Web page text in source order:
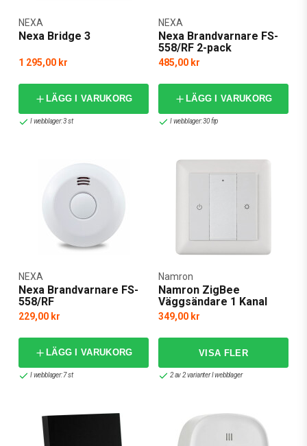
Nexa Bridge 3
NEXA
1 295,00 kr
LÄGG I VARUKORG
I webblager: 3 st
Nexa Brandvarnare FS-
558/RF 2-pack
NEXA
485,00 kr
LÄGG I VARUKORG
I webblager: 30 frp
Nexa Brandvarnare FS-
558/RF
NEXA
229,00 kr
LÄGG I VARUKORG
I webblager: 7 st
Namron ZigBee
Väggsändare 1 Kanal
Namron
349,00 kr
2 av 2 varianter I webblager